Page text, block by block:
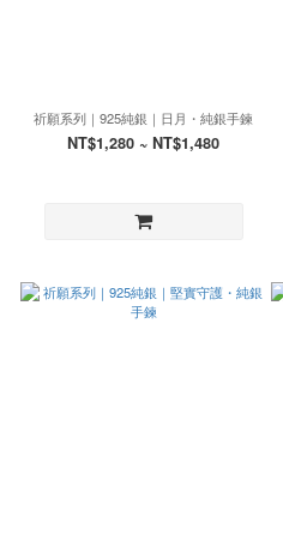
祈願系列｜925純銀｜日月・純銀手鍊
NT$1,280 ~ NT$1,480